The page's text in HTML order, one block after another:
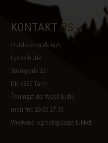
KONTAKT OS
Outdoornu.dk ApS
Fysisk butik:
Storegade 12
DK-6880 Tarm
Åbningstider fysisk butik:
man-fre: 10.00-17.30
Weekend og helligdage: lukket